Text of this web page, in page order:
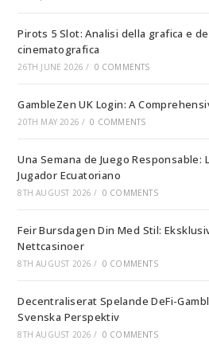
Pirots 5 Slot: Analisi della grafica e
cinematografica
26TH JUNE 2026 / 0 COMMENTS
GambleZen UK Login: A
20TH MAY 2026 / 0 COMMENTS
Una Semana de Juego Responsable:
Jugador Ecuatoriano
8TH AUGUST 2026 / 0 COMMENTS
Feir Bursdagen Din Med Stil:
Nettcasinoer
8TH AUGUST 2026 / 0 COMMENTS
Decentraliserat Spelande DeFi-
Svenska Perspektiv
8TH AUGUST 2026 / 0 COMMENTS